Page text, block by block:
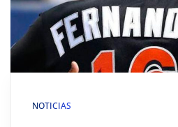
NOTICIAS